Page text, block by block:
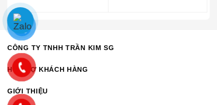
CÔNG TY TNHH TRẦN KIM SG
HỖ TRỢ KHÁCH HÀNG
GIỚI THIỆU